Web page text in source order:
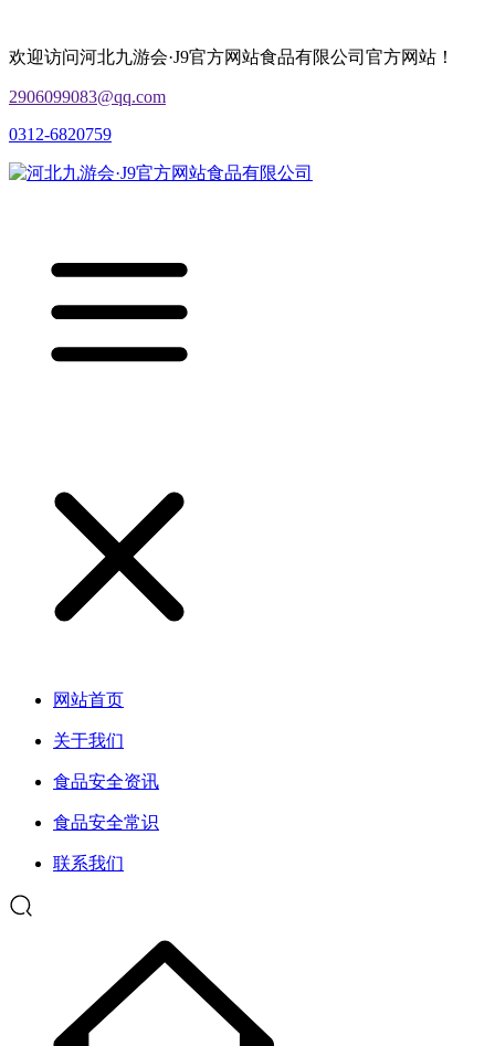
欢迎访问河北九游会·J9官方网站食品有限公司官方网站！
2906099083@qq.com
0312-6820759
网站首页
关于我们
食品安全资讯
食品安全常识
联系我们